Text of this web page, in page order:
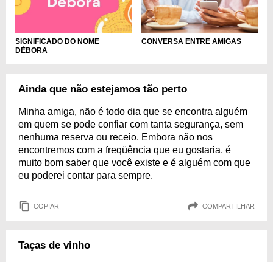
SIGNIFICADO DO NOME
DÉBORA
CONVERSA ENTRE AMIGAS
Ainda que não estejamos tão perto
Minha amiga, não é todo dia que se encontra alguém
em quem se pode confiar com tanta segurança, sem
nenhuma reserva ou receio. Embora não nos
encontremos com a freqüência que eu gostaria, é
muito bom saber que você existe e é alguém com que
eu poderei contar para sempre.
COPIAR COMPARTILHAR
Taças de vinho